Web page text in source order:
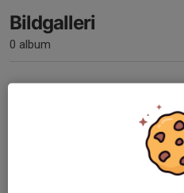
Bildgalleri
0 album
Inga